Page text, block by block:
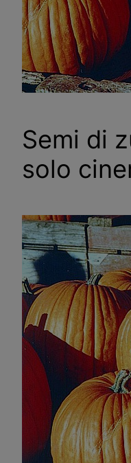
Semi di
solo